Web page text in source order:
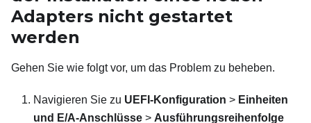
Adapters nicht gestartet
werden
Gehen Sie wie folgt vor, um das Problem zu beheben.
Navigieren Sie zu UEFI-Konfiguration > Einheiten
und E/A-Anschlüsse > Ausführungsreihenfolge